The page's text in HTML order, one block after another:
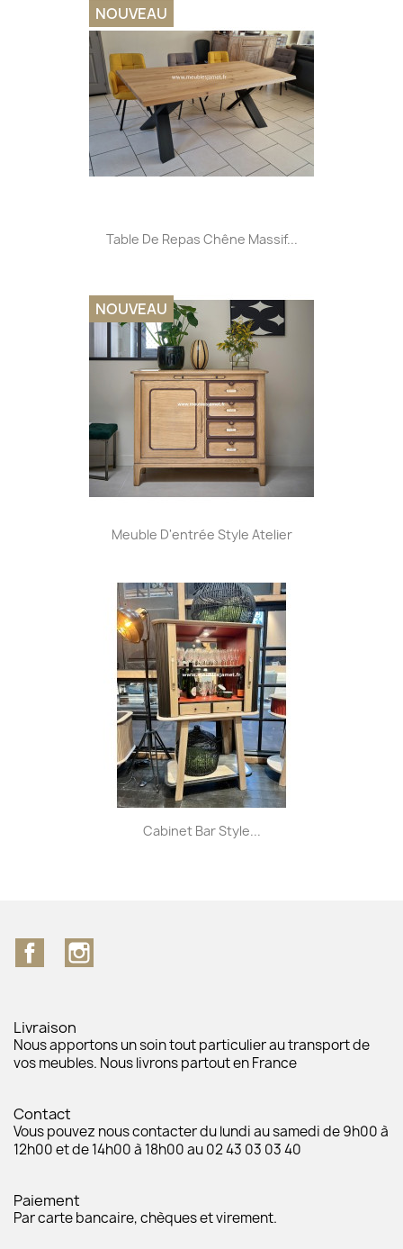
Table De Repas Chêne Massif...
NOUVEAU
Meuble D'entrée Style Atelier
NOUVEAU
Cabinet Bar Style...
Facebook
Livraison
Nous apportons un soin tout particulier au transport de
vos meubles. Nous livrons partout en France
Contact
Vous pouvez nous contacter du lundi au samedi de 9h00 à
12h00 et de 14h00 à 18h00 au 02 43 03 03 40
Paiement
Par carte bancaire, chèques et virement.